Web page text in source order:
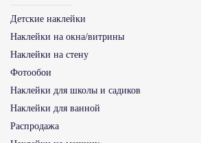
Детские наклейки
Наклейки на окна/витрины
Наклейки на стену
Фотообои
Наклейки для школы и садиков
Наклейки для ванной
Распродажа